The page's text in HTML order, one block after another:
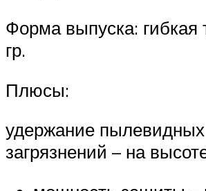
Форма выпуска: гибкая
гр.
Плюсы:
удержание пылевидных
загрязнений – на